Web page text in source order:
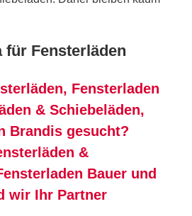
für Fensterläden
Fensterladen
& Schiebeläden,
Brandis gesucht?
&
Bauer und
wir Ihr Partner